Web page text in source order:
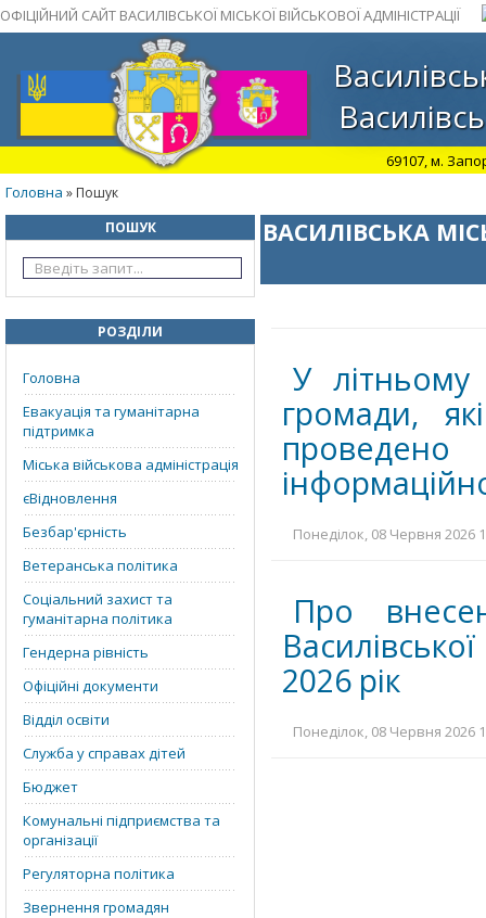
ОФІЦІЙНИЙ САЙТ ВАСИЛІВСЬКОЇ МІСЬКОЇ ВІЙСЬКОВОЇ АДМІНІСТРАЦІЇ
69107, м.
Головна » Пошук
ПОШУК
РОЗДІЛИ
Головна
Евакуація та гуманітарна
підтримка
Міська військова адміністрація
єВідновлення
Безбар'єрність
Ветеранська політика
Соціальний захист та
гуманітарна політика
Гендерна рівність
Офіційні документи
Відділ освіти
Служба у справах дітей
Бюджет
Комунальні підприємства та
організації
Регуляторна політика
Звернення громадян
ВАСИЛІВСЬКА
У літньому
громади,
Понеділок, 08 Червня 2026
Про
2026 рік
Понеділок, 08 Червня 2026